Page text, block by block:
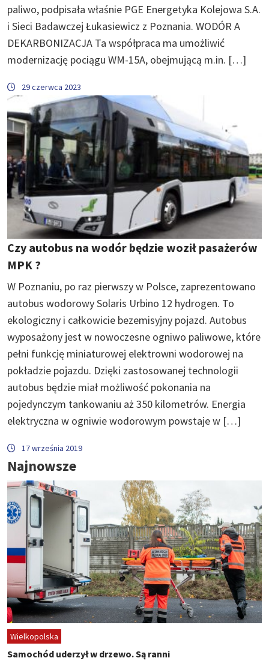
paliwo, podpisała właśnie PGE Energetyka Kolejowa S.A.
i Sieci Badawczej Łukasiewicz z Poznania. WODÓR A
DEKARBONIZACJA Ta współpraca ma umożliwić
modernizację pociągu WM-15A, obejmującą m.in. […]
29 czerwca 2023
Czy autobus na wodór będzie woził pasażerów
MPK ?
W Poznaniu, po raz pierwszy w Polsce, zaprezentowano
autobus wodorowy Solaris Urbino 12 hydrogen. To
ekologiczny i całkowicie bezemisyjny pojazd. Autobus
wyposażony jest w nowoczesne ogniwo paliwowe, które
pełni funkcję miniaturowej elektrowni wodorowej na
pokładzie pojazdu. Dzięki zastosowanej technologii
autobus będzie miał możliwość pokonania na
pojedynczym tankowaniu aż 350 kilometrów. Energia
elektryczna w ogniwie wodorowym powstaje w […]
17 września 2019
Najnowsze
Wielkopolska
Samochód uderzył w drzewo. Są ranni